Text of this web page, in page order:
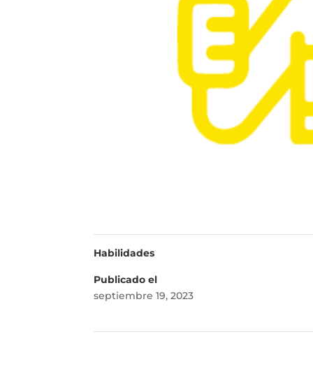
Habilidades
Publicado el
septiembre 19, 2023